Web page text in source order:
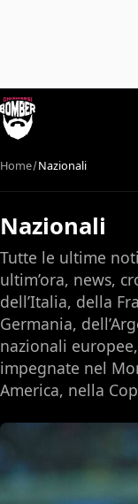
Home Nazionali
Nazionali
Tutte le ultime
ultim’ora, news,
dell’Italia, della
Germania,
nazionali
impegnate nel
America, nella